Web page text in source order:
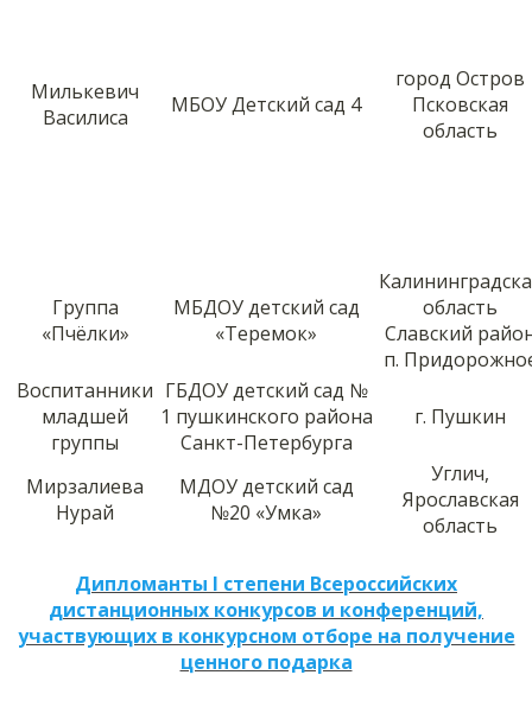
Милькевич
Василиса
МБОУ Детский сад 4
город Остров
Псковская
область
Группа
«Пчёлки»
МБДОУ детский сад
«Теремок»
область
Славский
п.
Воспитанники
младшей
группы
ГБДОУ детский сад №
1 пушкинского района
Санкт-Петербурга
г. Пушкин
Мирзалиева
Нурай
МДОУ детский сад
№20 «Умка»
Углич,
Ярославская
область
Дипломанты I степени Всероссийских
дистанционных конкурсов и конференций,
участвующих в конкурсном отборе на получение
ценного подарка